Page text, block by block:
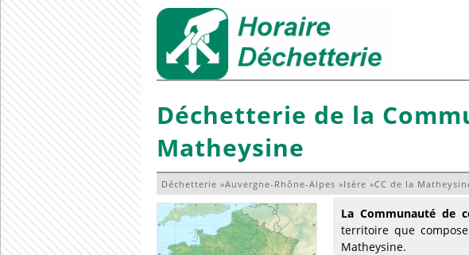
Déchetterie de la
Matheysine
Déchetterie »Auvergne-Rhône-Alpes »Isère »CC de la
La Communauté de
territoire que
Matheysine.